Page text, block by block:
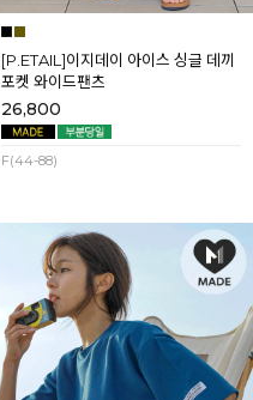
[P.ETAIL]이지데이 아이스 싱글 데끼
포켓 와이드팬츠
26,800
F(44-88)